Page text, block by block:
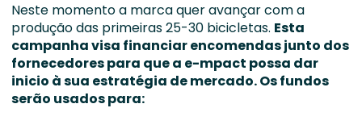
Neste momento a marca quer avançar com a
produção das primeiras 25-30 bicicletas. Esta
campanha visa financiar encomendas junto dos
fornecedores para que a e-mpact possa dar
inicio à sua estratégia de mercado. Os fundos
serão usados para: